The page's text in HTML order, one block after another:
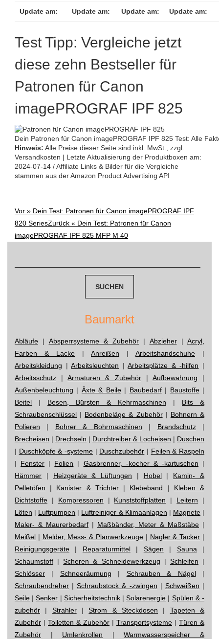
Update am: Update am: Update am: Update am:
Test Tipp: Vergleiche jetzt
diese zehn Bestseller für
Patronen für Canon
imagePROGRAF IPF 825
Dein Patronen für Canon imagePROGRAF IPF 825 Test: Alle
Hinweis: Alle Preise dieser Seite sind inkl. MwSt., zzgl.
Versandkosten | Letzte Aktualisierung der Produktboxen am:
2024-07-14 / Affiliate Links & Bilder für die Vergleiche
stammen aus der Amazon Product Advertising API
Post
navigation
Vor » Dein Test: Patronen für Canon imagePROGRAF IPF
820 SeriesZurück « Dein Test: Patronen für Canon
imagePROGRAF IPF 825 MFP M 40
Baumarkt
Abläufe | Absperrsysteme & Zubehör | Abzieher| Acryl,
Farben & Lacke | Anreißen | Arbeitshandschuhe |
Arbeitskleidung |Arbeitsleuchten |Arbeitsplätze & -hilfen |
Arbeitsschutz |Armaturen & Zubehör| Aufbewahrung |
Außenbeleuchtung | Äxte & Beile| Baubedarf| Baustoffe|
Beitel | Besen, Bürsten & Kehrmaschinen | Bits &
Schraubenschlüssel | Bodenbeläge & Zubehör| Bohnern &
Polieren | Bohrer & Bohrmaschinen | Brandschutz|
Brecheisen | Drechseln | Durchtreiber & Locheisen | Duschen
| Duschköpfe & -systeme | Duschzubehör | Feilen & Raspeln
| Fenster | Folien | Gasbrenner, -kocher & -kartuschen |
Hämmer | Heizgeräte & Lüftungen | Hobel| Kamin- &
Pelletöfen | Kanister & Trichter| Klebeband | Kleben &
Dichtstoffe | Kompressoren | Kunststoffplatten | Leitern |
Löten | Luftpumpen | Luftreiniger & Klimaanlagen | Magnete|
Maler- & Maurerbedarf | Maßbänder, Meter & Maßstäbe |
Meißel | Melder, Mess- & Planwerkzeuge | Nagler & Tacker |
Reinigungsgeräte | Reparaturmittel| Sägen | Sauna |
Schaumstoff |Scheren & Schneidewerkzeug | Schleifen |
Schlösser | Schneeräumung | Schrauben & Nägel|
Schraubendreher |Schraubstock & -zwingen | Schweißen |
Seile |Senker | Sicherheitstechnik|Solarenergie | Spülen & -
zubehör | Strahler|Strom & Steckdosen | Tapeten &
Zubehör | Toiletten & Zubehör | Transportsysteme | Türen &
Zubehör | Umlenkrollen |Warmwasserspeicher &